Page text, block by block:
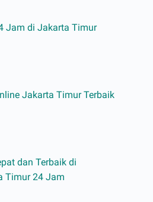
Jam di Jakarta Timur
Jakarta Timur Terbaik
dan Terbaik di
Timur 24 Jam